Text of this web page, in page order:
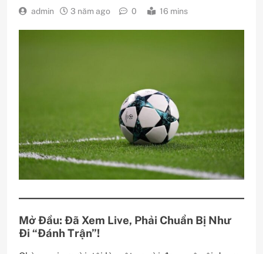
admin 3 năm ago 0 16 mins
Mở Đầu: Đã Xem Live, Phải Chuẩn Bị Như
Đi “Đánh Trận”!